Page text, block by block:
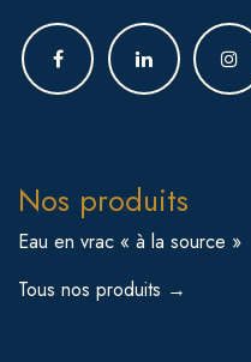
Nos produits
Eau en vrac « à la source »
Tous nos produits →